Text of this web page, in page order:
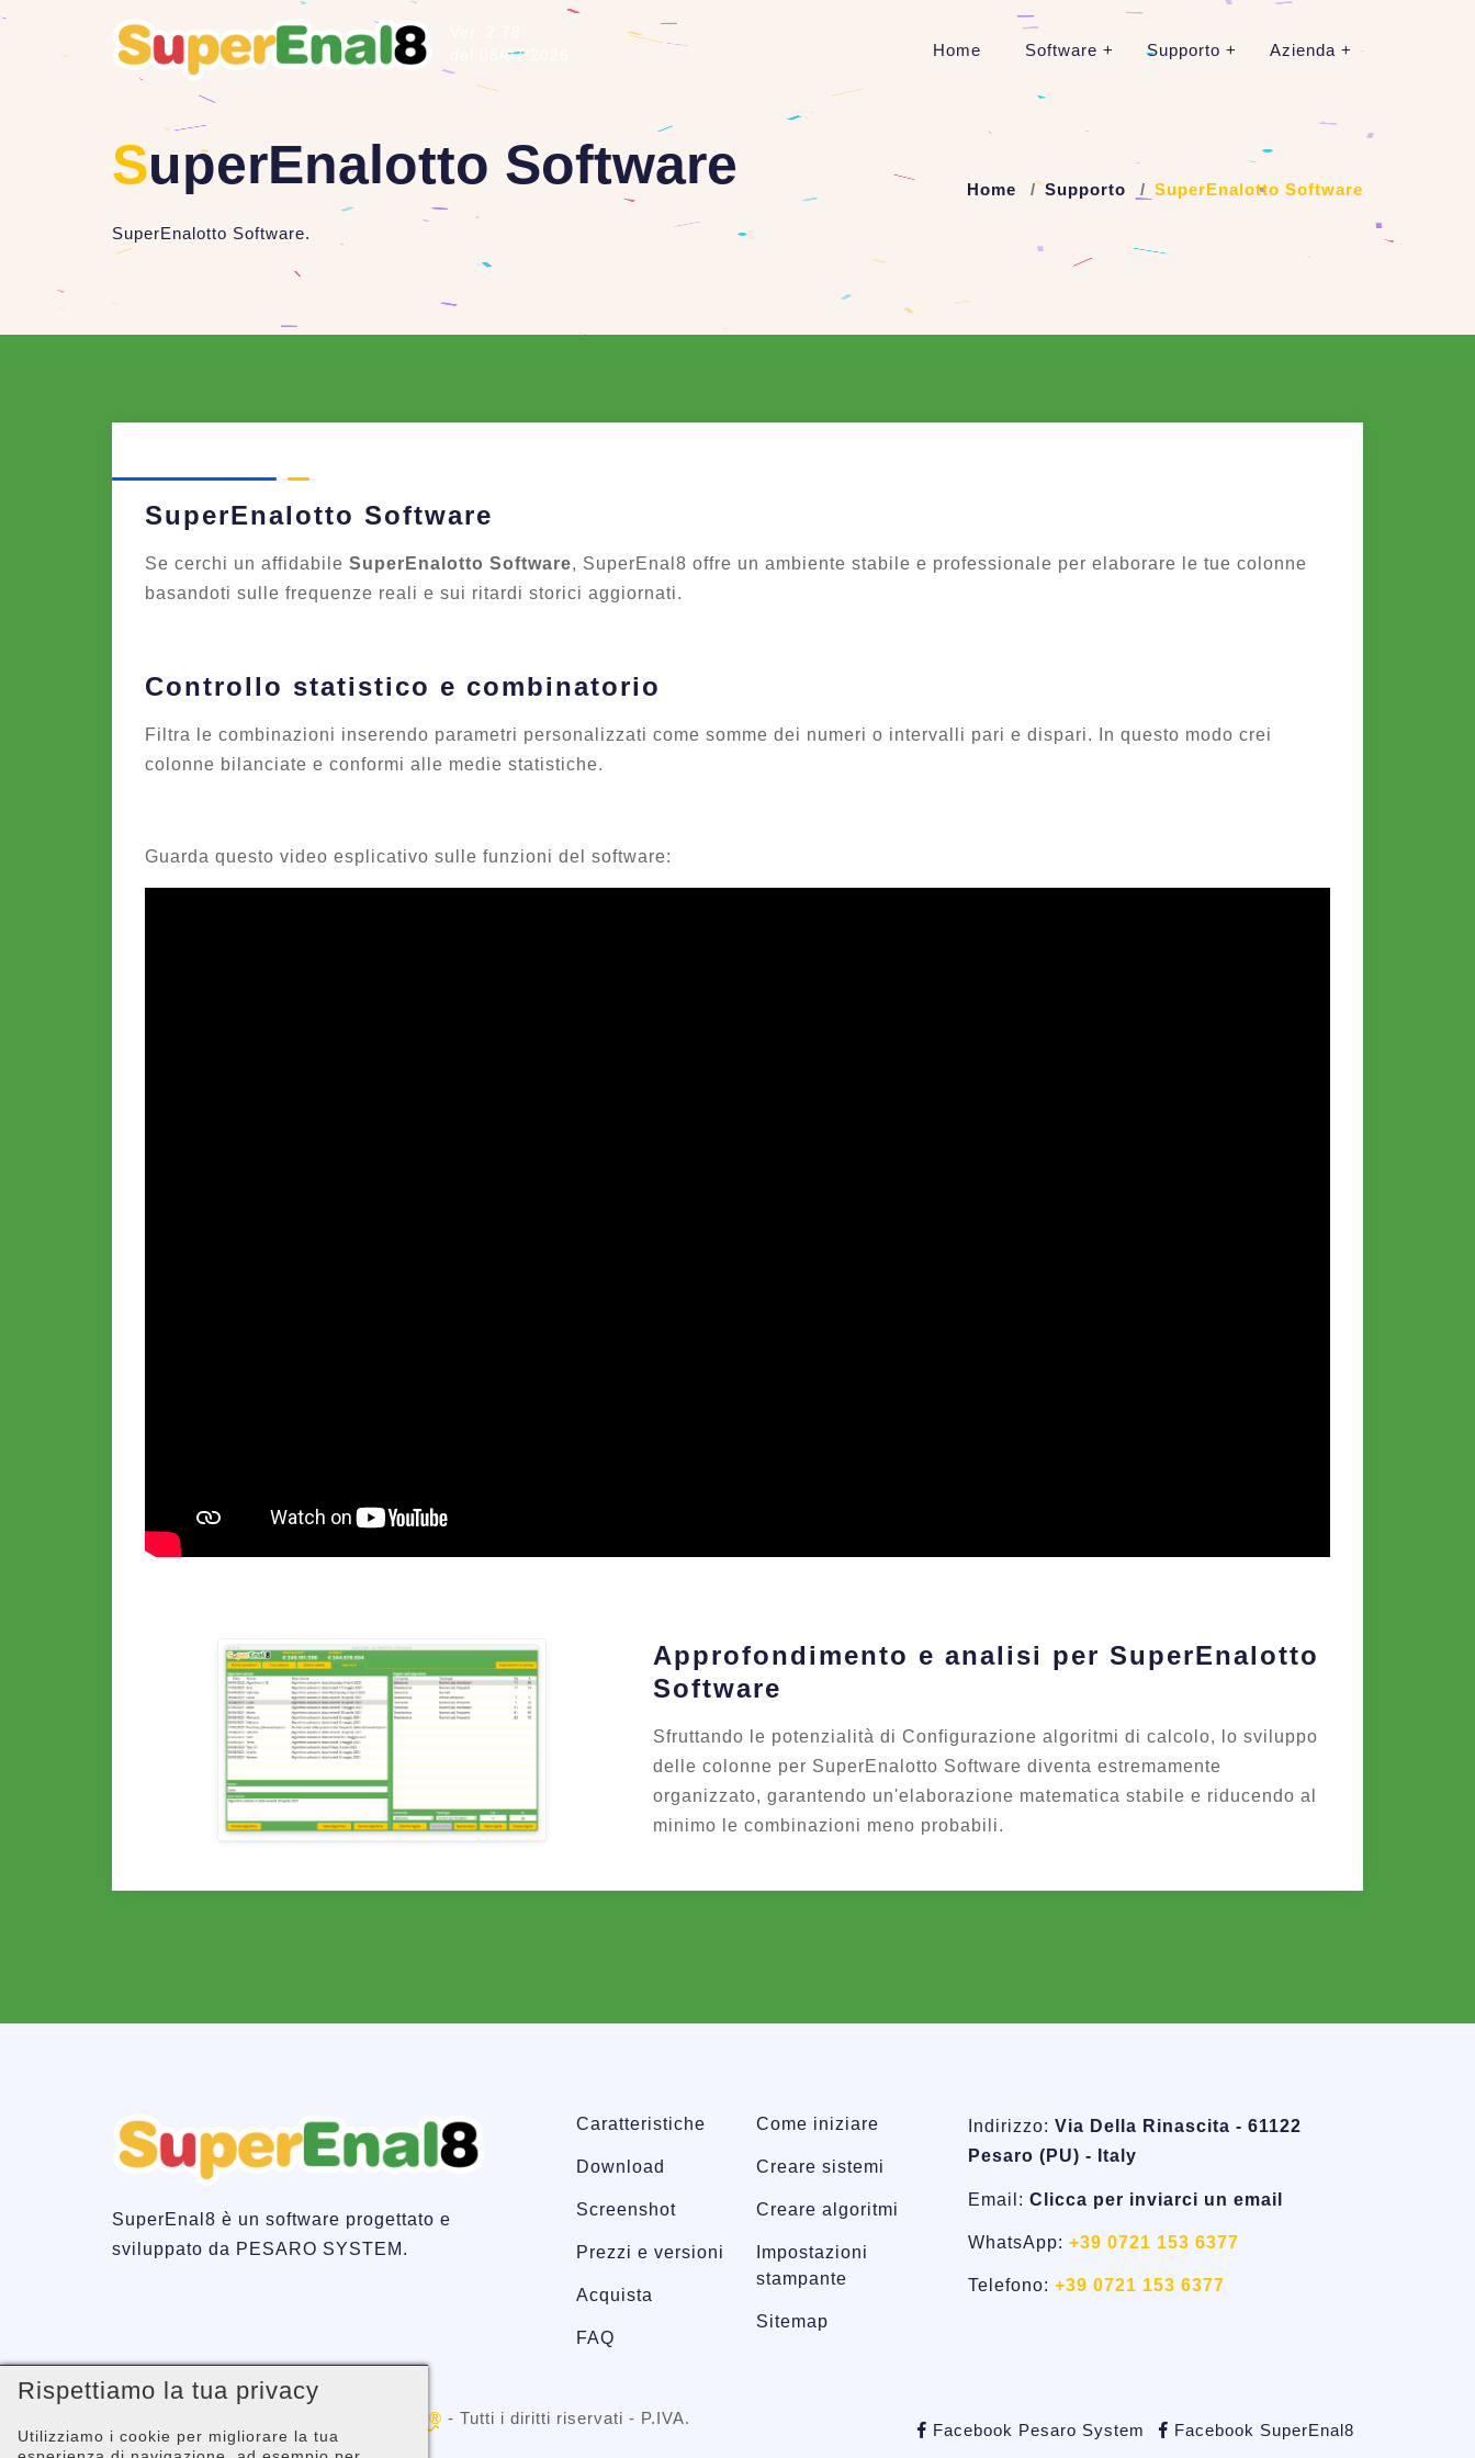
Rispettiamo la tua privacy
Utilizziamo i cookie per migliorare la tua
del 08/07/2026
Home Software Supporto Azienda
SuperEnalotto Software
SuperEnalotto Software.
Home Supporto SuperEnalotto Software
SuperEnalotto Software
Se cerchi un affidabile SuperEnalotto Software, SuperEnal8 offre un ambiente stabile e professionale per elaborare le tue colonne
basandoti sulle frequenze reali e sui ritardi storici aggiornati.
Controllo statistico e combinatorio
Filtra le combinazioni inserendo parametri personalizzati come somme dei numeri o intervalli pari e dispari. In questo modo crei
colonne bilanciate e conformi alle medie statistiche.
Guarda questo video esplicativo sulle funzioni del software:
Approfondimento e analisi per SuperEnalotto
Software
Sfruttando le potenzialità di Configurazione algoritmi di calcolo, lo sviluppo
delle colonne per SuperEnalotto Software diventa estremamente
organizzato, garantendo un'elaborazione matematica stabile e riducendo al
minimo le combinazioni meno probabili.
SuperEnal8 è un software progettato e
sviluppato da PESARO SYSTEM.
Caratteristiche
Download
Screenshot
Prezzi e versioni
Acquista
FAQ
Come iniziare
Creare sistemi
Creare algoritmi
Impostazioni
stampante
Sitemap
Indirizzo: Via Della Rinascita - 61122
Pesaro (PU) - Italy
Email: Clicca per inviarci un email
WhatsApp: +39 0721 153 6377
Telefono: +39 0721 153 6377
PESARO SYSTEM® - Tutti i diritti riservati - P.IVA.
02058680410
Facebook Pesaro System Facebook SuperEnal8